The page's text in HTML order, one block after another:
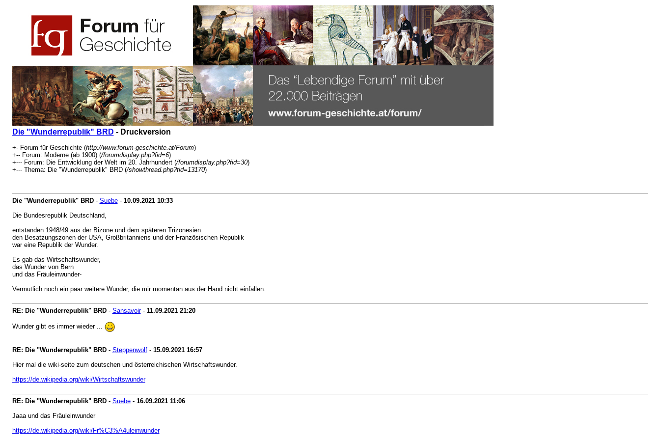
Die "Wunderrepublik" BRD - Druckversion
+- Forum für Geschichte (http://www.forum-geschichte.at/Forum)
+-- Forum: Moderne (ab 1900) (/forumdisplay.php?fid=6)
+--- Forum: Die Entwicklung der Welt im 20. Jahrhundert (/forumdisplay.php?fid=30)
+--- Thema: Die "Wunderrepublik" BRD (/showthread.php?tid=13170)
Die "Wunderrepublik" BRD- Suebe- 10.09.2021 10:33
Die Bundesrepublik Deutschland,
entstanden 1948/49 aus der Bizone und dem späteren Trizonesien
den Besatzungszonen der USA, Großbritanniens und der Französischen Republik
war eine Republik der Wunder.
Es gab das Wirtschaftswunder,
das Wunder von Bern
und das Fräuleinwunder-
Vermutlich noch ein paar weitere Wunder, die mir momentan aus der Hand nicht einfallen.
RE: Die "Wunderrepublik" BRD- Sansavoir- 11.09.2021 21:20
Wunder gibt es immer wieder ...
RE: Die "Wunderrepublik" BRD- Steppenwolf- 15.09.2021 16:57
Hier mal die wiki-seite zum deutschen und österreichischen Wirtschaftswunder.
https://de.wikipedia.org/wiki/Wirtschaftswunder
RE: Die "Wunderrepublik" BRD- Suebe- 16.09.2021 11:06
Jaaa und das Fräuleinwunder
https://de.wikipedia.org/wiki/Fr%C3%A4uleinwunder